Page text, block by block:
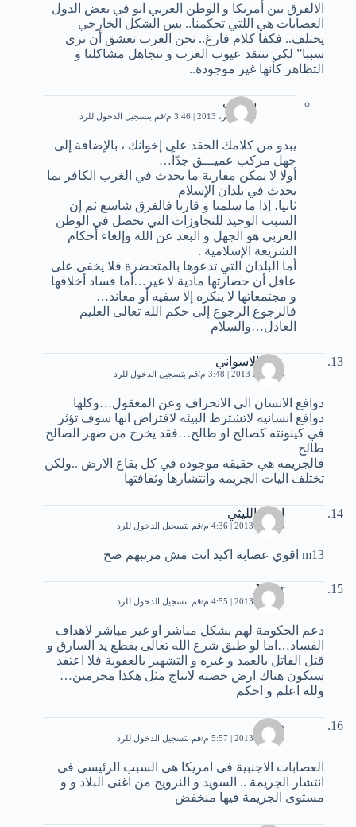
الالفرق بين أمريكا و الوطن العربي انو في بعض الدول
العصابات هي اللتي تحكمنا.. بس الشكل الخارجي
يختلف.. فكفا كلام فارغ.. نحن العرب نعشق أن نرى
سببا” لكي ننتقد عيوب الغرب و نتجاهل مشاكلنا و
التظاهر كأنها غير موجودة..
شكيب
21 نوفمبر، 2013 | 3:46 م قم بتسجيل الدخول للرد
يبدو من كلامك الحقد على إخوانك ، بالإضافة إلى
جهل مركب عميـــق جدّاً…
أولا لا يمكن مقارنة ما يحدث في الغرب الكافر بما
يحدث في بلدان الإسلام
ثانيا، إذا ما سلمنا و قارنا فالفرق شاسع ثم إن
السبب الوحيد للتجاوزات التي تحصل في الوطن
العربي هو الجهل و البعد عن الله وإلغاء أحكام
الشريعة الإسلامية .
أما البلدان التي تدعوها بالمتحضرة فلا يخفى على
عاقل أن حضارتها مادية لا غير…أما فساد أخلاقها
و مجتمعاتها لا ينكره إلا سفيه أو معاند…
فالرجوع الرجوع إلى حكم الله تعالى العليم
العادل…والسلام
علي الاسواني
8 مارس، 2013 | 3:48 م قم بتسجيل الدخول للرد
دوافع الانسان الي الانحراف وعن المعقول…وكلها
دوافع انسانيه لاتشترط البيئه لافتراض انها سوف تؤثر
في كينونته كصالح او طالح…فقد يخرج من ضهر الصالح
طالح
فالجريمه هي حقيقه موجوده في كل بقاع الارض ..ولكن
تختلف اليات الجريمه وانتشارها وثقافتها
احمد الليثي
5 أبريل، 2013 | 4:36 م قم بتسجيل الدخول للرد
m13 اقوي عصابة اكيد انت مش مرتبهم صح
Nassr
5 أبريل، 2013 | 4:55 م قم بتسجيل الدخول للرد
دعم الحكومة لهم بشكل مباشر او غير مباشر لاهداف
الفساد…اما لو طبق شرع الله تعالى بقطع يد السارق و
قتل القاتل بالعمد و غيره و التشهير بالعقوبة فلا اعتقد
سيكون هناك ارض خصبة لانتاج مثل هكذا مجرمين…
ولله اعلم و احكم
طارق
5 أبريل، 2013 | 5:57 م قم بتسجيل الدخول للرد
العصابات الاجنبية فى امريكا هى السبب الرئيسى فى
انتشار الجريمة .. السويد و النرويج من اغنى البلاد و و
مستوى الجريمة فيها منخفض